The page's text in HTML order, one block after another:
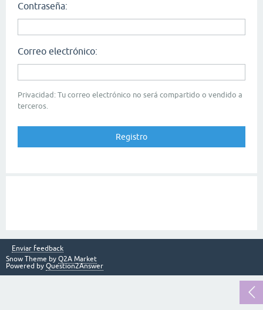
Contraseña:
Correo electrónico:
Privacidad: Tu correo electrónico no será compartido o vendido a
terceros.
Enviar feedback
Snow Theme by Q2A Market
Powered by Question2Answer